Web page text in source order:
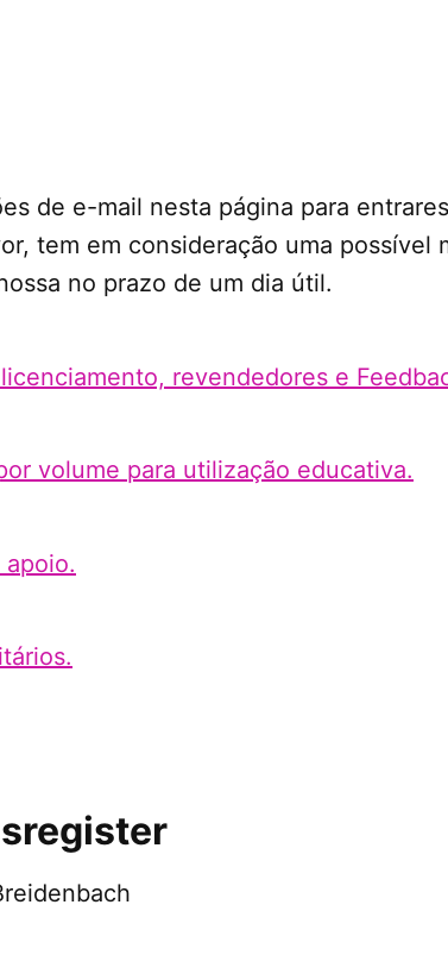
de e-mail nesta página para
tem em consideração uma possível
no prazo de um dia útil.
revendedores e
volume para utilização educativa.